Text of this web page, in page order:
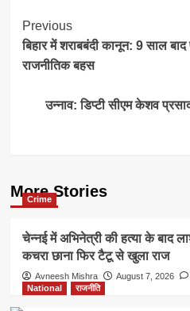
Post
Navigation
Previous
बिहार में शराबबंदी कानून: 9 साल
राजनीतिक बहस
उन्नाव: डिप्टी सीएम केशव
More Stories
Crime
चेन्नई में अभिनेत्री की हत्या के बाद
कचरा छाना फिर टैटू से खुला राज
Avneesh Mishra August 7, 2026
National
राजनीति